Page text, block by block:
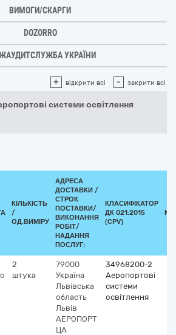
ВИМОГИ/СКАРГИ
DOZORRO
УКРАЇНИ
+ відкрити всі - закрити всі
системи освітлення
КІЛЬКІСТЬ
/
ОД.ВИМІРУ
АДРЕСА
ДОСТАВКИ /
СТРОК
ПОСТАВКИ/
ВИКОНАННЯ
РОБІТ/
НАДАННЯ
ПОСЛУГ:
КЛАСИФІКАТОР
ДК 021:2015
(CPV)
2
штука
79000
Україна
Львівська
область
Львів
АЕРОПОРТ
ЦА
34968200-2
Аеропортові
системи
освітлення